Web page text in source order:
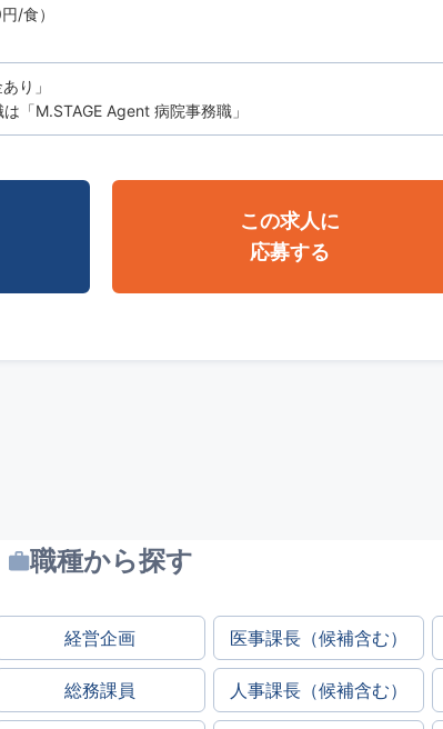
/食）
り」
「M.STAGE Agent 病院事務職」
この求人に
応募する
職種から探す
経営企画 医事課長（候補含む）
総務課員 人事課長（候補含む）